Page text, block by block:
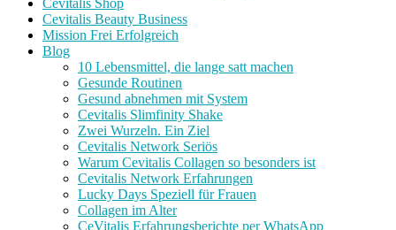
Cevitalis Beauty Business
Mission Frei Erfolgreich
Blog
10 Lebensmittel, die lange satt machen
Gesunde Routinen
Gesund abnehmen mit System
Cevitalis Slimfinity Shake
Zwei Wurzeln. Ein Ziel
Cevitalis Network Seriös
Warum Cevitalis Collagen so besonders ist
Cevitalis Network Erfahrungen
Lucky Days Speziell für Frauen
Collagen im Alter
CeVitalis Erfahrungsberichte per WhatsApp